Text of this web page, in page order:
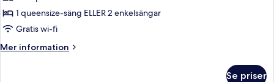
viss
havsutsikt
1 queensize-säng ELLER 2 enkelsängar
Gratis wi-fi
Mer information
Mer
Se priser